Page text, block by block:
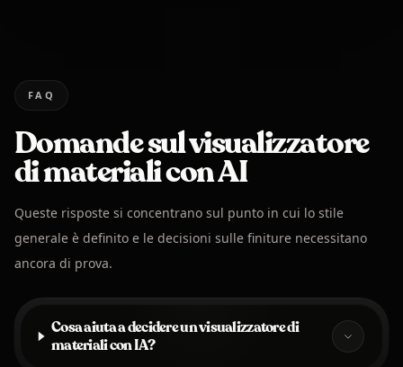
FAQ
Domande sul visualizzatore
di materiali con AI
Queste risposte si concentrano sul punto in cui lo stile
generale è definito e le decisioni sulle finiture necessitano
ancora di prova.
Cosa aiuta a decidere un visualizzatore di
materiali con IA?